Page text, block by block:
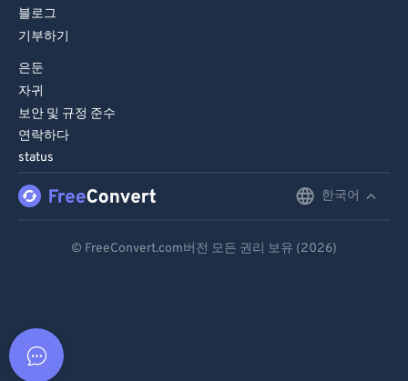
블로그
기부하기
은둔
자귀
보안 및 규정 준수
연락하다
status
한국어
© FreeConvert.com버전 모든 권리 보유 (2026)